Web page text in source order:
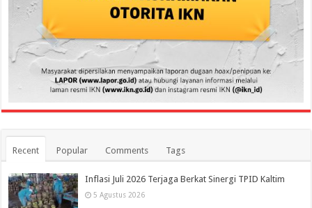
Recent Popular Comments Tags
Inflasi Juli 2026 Terjaga Berkat Sinergi TPID Kaltim
5 Agustus 2026